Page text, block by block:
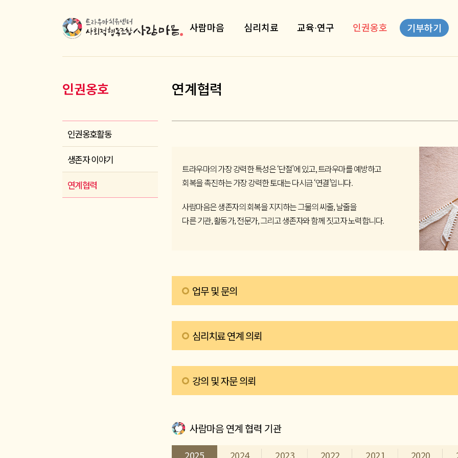
사람마음 심리치료 교육∙연구 인권옹호 기부하기
인권옹호
인권옹호활동
생존자 이야기
연계협력
연계협력
트라우마의 가장 강력한 특성은 ‘단절’에 있고, 트라우마를 예방하고
회복을 촉진하는 가장 강력한 토대는 다시금 ‘연결’입니다.
사람마음은 생존자의 회복을 지지하는 그물의 씨줄, 날줄을
다른 기관, 활동가, 전문가, 그리고 생존자와 함께 짓고자 노력합니다.
업무 및 문의
connect@traumahealingcenter.org
심리치료 연계 의뢰
심리치료 연계 의뢰서 (DOC)
강의 및 자문 의뢰
강의 및 자문 의뢰서 (DOC)
사람마음 연계 협력 기관
2025 2024 2023 2022 2021 2020